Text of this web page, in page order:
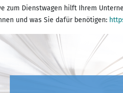
zum Dienstwagen hilft Ihrem
und was Sie dafür benötigen: